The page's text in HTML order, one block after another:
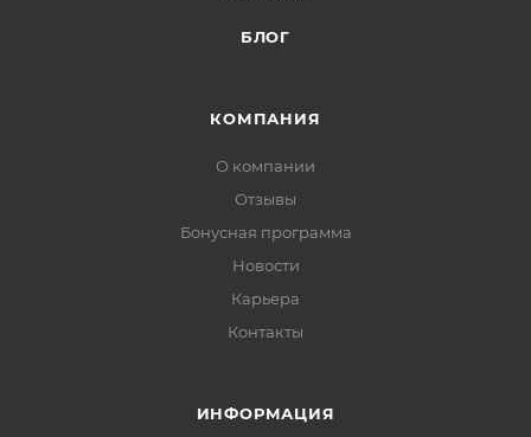
БЛОГ
КОМПАНИЯ
О компании
Отзывы
Бонусная программа
Новости
Карьера
Контакты
ИНФОРМАЦИЯ